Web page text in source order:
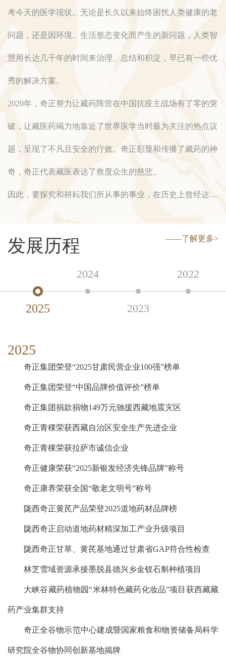
考今天的医学现状。无论是长久以来始终困扰人类健康的老
问题，还是因环境、生活形态变化而产生的新问题，人类智
慧用长达几千年的时间来治理、总结和积淀，早已有一些优
秀的解决方案。
2020年，奇正努力让藏药阵营在中国抗疫主战场有了零的突
破，让藏医药竭力地靠近了世界医学当时最为关注的热点议
题，呈现了不凡且安全的疗效。奇正彰显和传播了藏药的神
奇，奇正代表藏医表达了救度众生的慈悲。
因此，要探究和耕耘我们所从事的事业，在历史上曾经达到
的专注。在基础材料、基础研究上下足笨功夫，不去追赶他
1995年奇正入藏，感受于藏域不同凡响的文化资源和药物资
源，奇正确立了自己的愿景和使命，致力于传统智慧与时代
聚合有着进步激情和正向价值追求的管理团队，代表中国成
——了解更多>
发展历程
2025
2024
2023
2022
奇正集团荣登“2025甘肃民营企业100强”榜单
奇正集团荣登“中国品牌价值评价”榜单
奇正集团捐款捐物149万元驰援西藏地震灾区
奇正青稞荣获西藏自治区安全生产先进企业
奇正青稞荣获拉萨市诚信企业
奇正健康荣获“2025新银发经济先锋品牌”称号
奇正康养荣获全国“敬老文明号”称号
陇西奇正黄芪产品荣登2025道地药材品牌榜
陇西奇正启动道地药材精深加工产业升级项目
陇西奇正甘草、黄芪基地通过甘肃省GAP符合性检查
林芝雪域资源承接墨脱县德兴乡金钗石斛种植项目
大峡谷藏药植物园“米林特色藏药化妆品”项目获西藏藏
药产业集群支持
奇正全谷物示范中心建成暨国家粮食和物资储备局科学
研究院全谷物协同创新基地揭牌
2025